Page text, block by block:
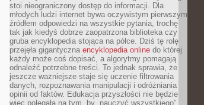
stoi nieograniczony dostęp do informacji. Dla
młodych ludzi internet bywa oczywistym pierwszym
źródłem odpowiedzi na wszystkie pytania, trochę
tak jak kiedyś dobrze zaopatrzona biblioteka czy
gruba encyklopedia stojąca na półce. Dziś tę rolę
przejęła gigantyczna encyklopedia online do której
każdy może coś dopisać, a algorytmy pomagają
odnaleźć potrzebne treści. To jednak sprawia, że
jeszcze ważniejsze staje się uczenie filtrowania
danych, rozpoznawania manipulacji i odróżniania
opinii od faktów. Edukacja przyszłości nie będzie
więc polegała na tym, by „nauczyć wszystkiego”,